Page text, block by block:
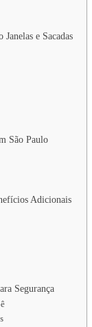
e Sacadas
São Paulo
Adicionais
Segurança